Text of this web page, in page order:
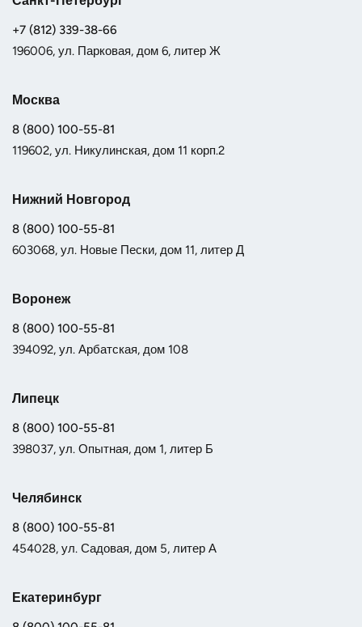
+7 (812) 339-38-66
196006, ул. Парковая, дом 6, литер Ж
Москва
8 (800) 100-55-81
119602, ул. Никулинская, дом 11 корп.2
Нижний Новгород
8 (800) 100-55-81
603068, ул. Новые Пески, дом 11, литер Д
Воронеж
8 (800) 100-55-81
394092, ул. Арбатская, дом 108
Липецк
8 (800) 100-55-81
398037, ул. Опытная, дом 1, литер Б
Челябинск
8 (800) 100-55-81
454028, ул. Садовая, дом 5, литер А
Екатеринбург